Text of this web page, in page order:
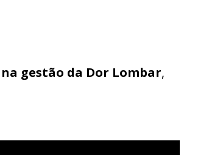
gestão da Dor Lombar,